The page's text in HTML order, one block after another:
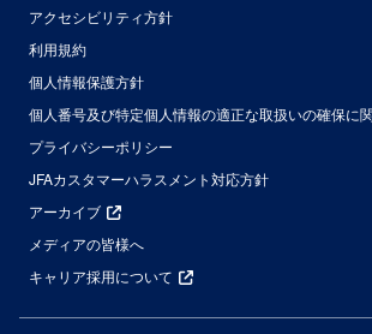
アクセシビリティ方針
利用規約
個人情報保護方針
個人番号及び特定個人情報の適正な取扱いの確保に
プライバシーポリシー
JFAカスタマーハラスメント対応方針
アーカイブ
メディアの皆様へ
キャリア採用について